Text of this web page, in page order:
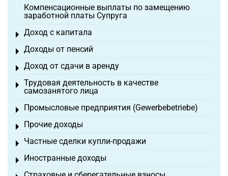
Компенсационные выплаты по замещению
заработной платы Супруга
Доход с капитала
Toggle menu
Доходы от пенсий
Toggle menu
Доход от сдачи в аренду
Toggle menu
Трудовая деятельность в качестве
самозанятого лица
Toggle menu
Промысловые предприятия (Gewerbebetriebe)
Toggle menu
Прочие доходы
Toggle menu
Частные сделки купли-продажи
Toggle menu
Иностранные доходы
Toggle menu